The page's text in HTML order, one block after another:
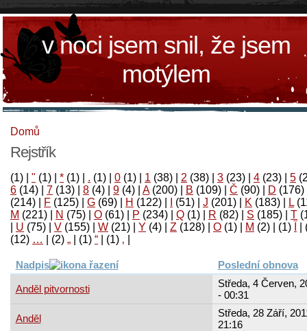
v noci jsem snil, že jsem
motýlem
Domů
Rejstřík
(1) " (1) * (1) . (1) 0 (1) 1 (38) 2 (38) 3 (23) 4 (23) 5
6 (14) 7 (13) 8 (4) 9 (4) A(200) B (109) Č (90) D (176)
(214)
F (125) G (69) H (122) (51) J (201) K (183) L
M (221) N (75) O (61) P (234) Q (1) R (82) S (185) T
U (75) V (155) W (21) Y (4) Z (128) Ο (1) М (2)
(1)
‚
(1)
“
(1)
„
(2)
…
(12)
Nadpis Poslední obnova
Anděl pitvornosti
Středa, 4 Červen,
- 00:31
Anděl
Středa, 28 Září,
21:16